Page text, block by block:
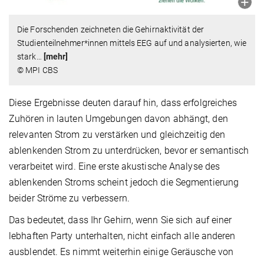
Die Forschenden zeichneten die Gehirnaktivität der
Studienteilnehmer*innen mittels EEG auf und analysierten, wie
stark
[mehr]
© MPI CBS
Diese Ergebnisse deuten darauf hin, dass erfolgreiches
Zuhören in lauten Umgebungen davon abhängt, den
relevanten Strom zu verstärken und gleichzeitig den
ablenkenden Strom zu unterdrücken, bevor er semantisch
verarbeitet wird. Eine erste akustische Analyse des
ablenkenden Stroms scheint jedoch die Segmentierung
beider Ströme zu verbessern.
Das bedeutet, dass Ihr Gehirn, wenn Sie sich auf einer
lebhaften Party unterhalten, nicht einfach alle anderen
ausblendet. Es nimmt weiterhin einige Geräusche von